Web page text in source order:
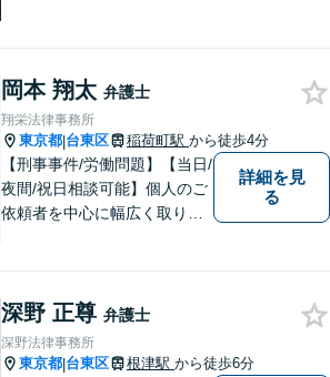
岡本 翔太 弁護士
翔栄法律事務所
東京都|台東区 稲荷町駅 から徒歩4分
【刑事事件/労働問題】【当日/
夜間/祝日相談可能】個人のご
依頼者を中心に幅広く取り扱
詳細を見
る
深野 正尊 弁護士
深野法律事務所
東京都|台東区 根津駅 から徒歩6分